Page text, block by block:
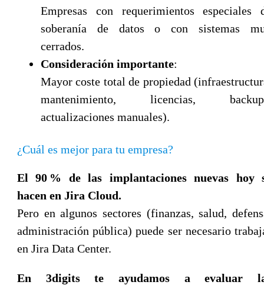
Empresas con requerimientos especiales
soberanía de datos o con sistemas
cerrados.
Consideración importante:
Mayor coste total de propiedad
mantenimiento, licencias,
actualizaciones manuales).
¿Cuál es mejor para tu empresa?
El 90 % de las implantaciones nuevas hoy
hacen en Jira Cloud.
Pero en algunos sectores (finanzas, salud,
administración pública) puede ser necesario
en Jira Data Center.
En 3digits te ayudamos a evaluar